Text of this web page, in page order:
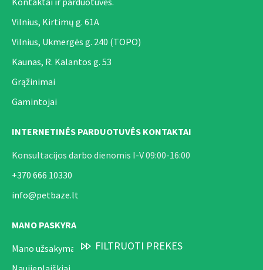
Vilnius, Kirtimų g. 61A
Vilnius, Ukmergės g. 240 (TOPO)
Kaunas, R. Kalantos g. 53
Grąžinimai
Gamintojai
INTERNETINĖS PARDUOTUVĖS KONTAKTAI
Konsultacijos darbo dienomis I-V 09:00-16:00
+370 666 10330
info@petbaze.lt
MANO PASKYRA
Mano užsakymai
FILTRUOTI PREKES